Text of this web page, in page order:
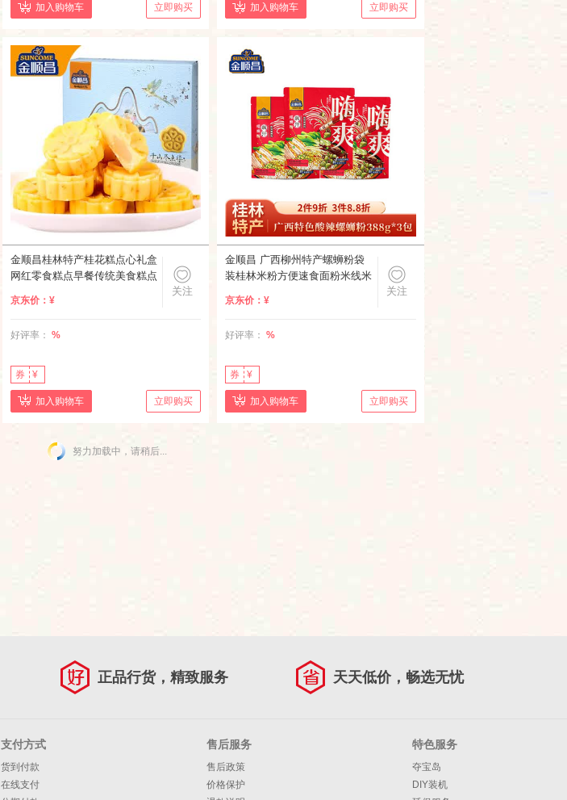
加入购物车 立即购买 加入购物车 立即购买
关注
金顺昌桂林特产桂花糕点心礼盒
网红零食糕点早餐传统美食糕点
盒320g
京东价： ¥
好评率： %
券 ¥
加入购物车 立即购买
关注
金顺昌 广西柳州特产螺蛳粉袋
装桂林米粉方便速食面粉米线米
京东价：¥
好评率： %
券 ¥
加入购物车 立即购买
努力加载中，请稍后...
正品行货，精致服务 天天低价，畅选无忧
支付方式
货到付款
在线支付
售后服务
售后政策
价格保护
特色服务
夺宝岛
DIY装机